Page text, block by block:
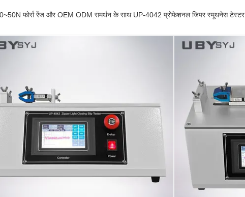
0~50N फोर्स रेंज और OEM ODM समर्थन के साथ UP-4042 प्रोफेशनल जिपर स्मूथनेस टेस्टर